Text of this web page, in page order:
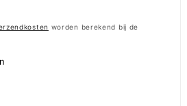
worden berekend bij de